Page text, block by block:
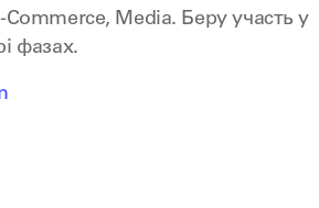
Commerce, Media. Беру участь у
фазах.